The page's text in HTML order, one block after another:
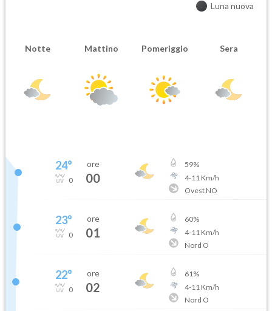
Luna nuova
Notte Mattino Pomeriggio Sera
24°
0
ore
00
59%
4-11 Km/h
Ovest NO
23°
0
ore
01
60%
4-11 Km/h
Nord O
22°
0
ore
02
61%
4-11 Km/h
Nord O